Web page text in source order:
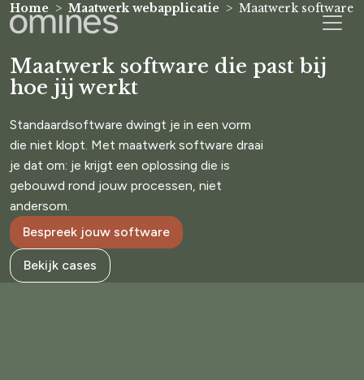
Home Maatwerk webapplicatie Maatwerk software
Maatwerk software die past bij
hoe jij werkt
Standaardsoftware dwingt je in een vorm
die niet klopt. Met maatwerk software draai
je dat om: je krijgt een oplossing die is
gebouwd rond jouw processen, niet
andersom.
Bespreek jouw software
Bekijk cases